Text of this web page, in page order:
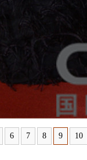
6 7 8 9 10